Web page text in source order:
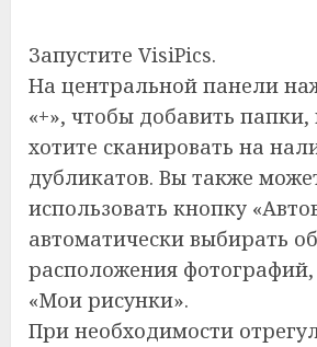
Запустите VisiPics.
На центральной панели
«+», чтобы добавить
хотите сканировать на
дубликатов. Вы также
использовать кнопку
автоматически выбирать
расположения фотографий,
«Мои рисунки».
При необходимости